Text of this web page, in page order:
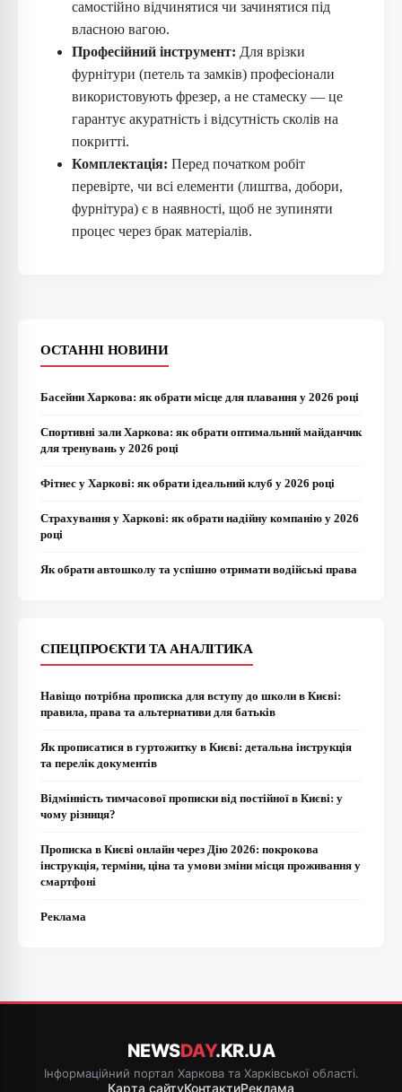
самостійно відчинятися чи зачинятися під
власною вагою.
Професійний інструмент: Для врізки
фурнітури (петель та замків) професіонали
використовують фрезер, а не стамеску — це
гарантує акуратність і відсутність сколів на
покритті.
Комплектація: Перед початком робіт
перевірте, чи всі елементи (лиштва, добори,
фурнітура) є в наявності, щоб не зупиняти
процес через брак матеріалів.
ОСТАННІ НОВИНИ
Басейни Харкова: як обрати місце для плавання у 2026 році
Спортивні зали Харкова: як обрати оптимальний майданчик
для тренувань у 2026 році
Фітнес у Харкові: як обрати ідеальний клуб у 2026 році
Страхування у Харкові: як обрати надійну компанію у 2026
році
Як обрати автошколу та успішно отримати водійські права
СПЕЦПРОЄКТИ ТА АНАЛІТИКА
Навіщо потрібна прописка для вступу до школи в Києві:
правила, права та альтернативи для батьків
Як прописатися в гуртожитку в Києві: детальна інструкція
та перелік документів
Відмінність тимчасової прописки від постійної в Києві: у
чому різниця?
Прописка в Києві онлайн через Дію 2026: покрокова
інструкція, терміни, ціна та умови зміни місця проживання у
смартфоні
Реклама
NEWSDAY.KR.UA
Інформаційний портал Харкова та Харківської області.
Карта сайтуКонтактиРеклама